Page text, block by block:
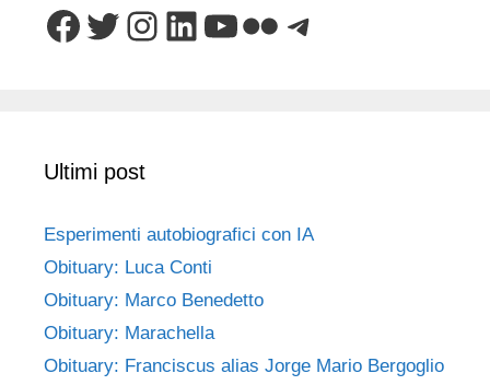
Facebook
Twitter
Instagram
LinkedIn
YouTube
FlickrTelegram
Ultimi post
Esperimenti autobiografici con IA
Obituary: Luca Conti
Obituary: Marco Benedetto
Obituary: Marachella
Obituary: Franciscus alias Jorge Mario Bergoglio